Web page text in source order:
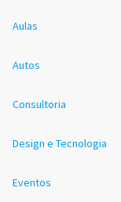
Aulas
Autos
Consultoria
Design e Tecnologia
Eventos